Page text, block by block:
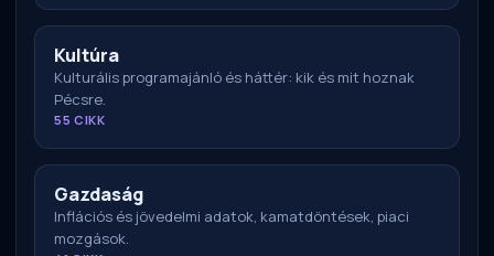
Kultúra
Kulturális programajánló és háttér: kik és mit hoznak
Pécsre.
55 CIKK
Gazdaság
Inflációs és jövedelmi adatok, kamatdöntések, piaci
mozgások.